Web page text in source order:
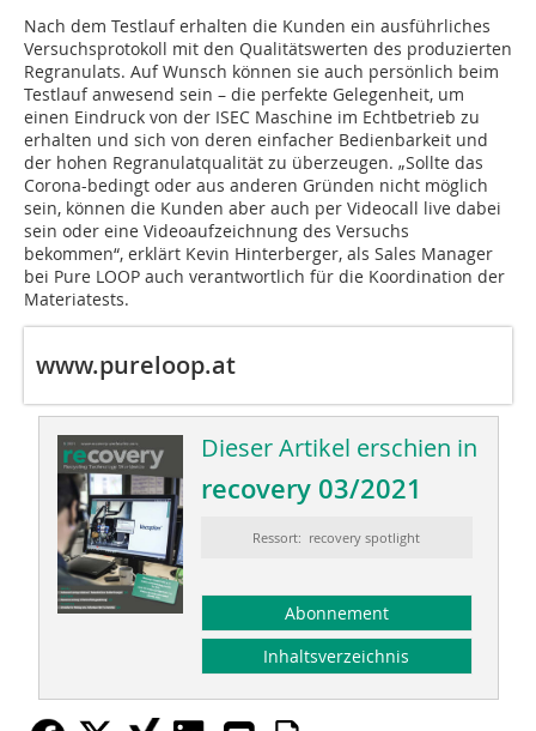
Nach dem Testlauf erhalten die Kunden ein ausführliches
Versuchsprotokoll mit den Qualitätswerten des produzierten
Regranulats. Auf Wunsch können sie auch persönlich beim
Testlauf anwesend sein – die perfekte Gelegenheit, um
einen Eindruck von der ISEC Maschine im Echtbetrieb zu
erhalten und sich von deren einfacher Bedienbarkeit und
der hohen Regranulatqualität zu überzeugen. „Sollte das
Corona-bedingt oder aus anderen Gründen nicht möglich
sein, können die Kunden aber auch per Videocall live dabei
sein oder eine Videoaufzeichnung des Versuchs
bekommen“, erklärt Kevin Hinterberger, als Sales Manager
bei Pure LOOP auch verantwortlich für die Koordination der
Materiatests.
www.pureloop.at
Dieser Artikel erschien in
recovery 03/2021
Ressort: recovery spotlight
Abonnement
Inhaltsverzeichnis